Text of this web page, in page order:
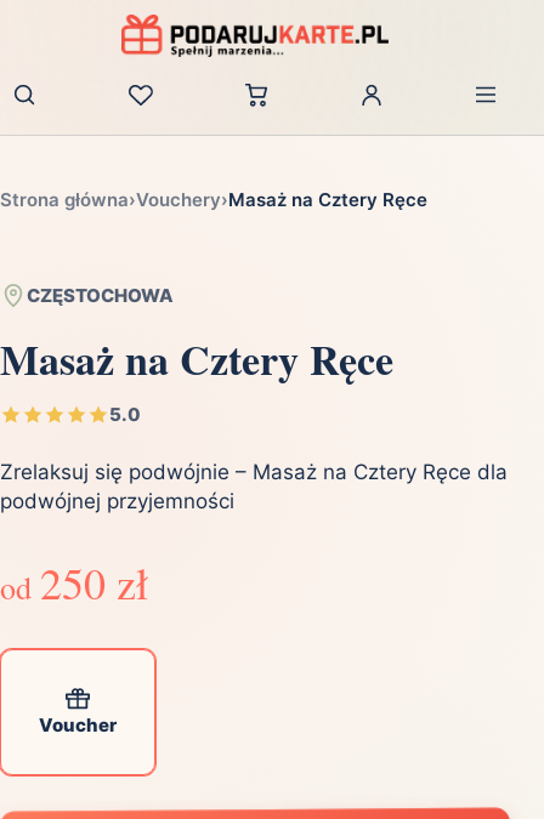
Zaloguj
Strona główna›Vouchery›Masaż na Cztery Ręce
CZĘSTOCHOWA
Masaż na Cztery Ręce
5.0
Zrelaksuj się podwójnie – Masaż na Cztery Ręce dla
podwójnej przyjemności
od 250 zł
Voucher